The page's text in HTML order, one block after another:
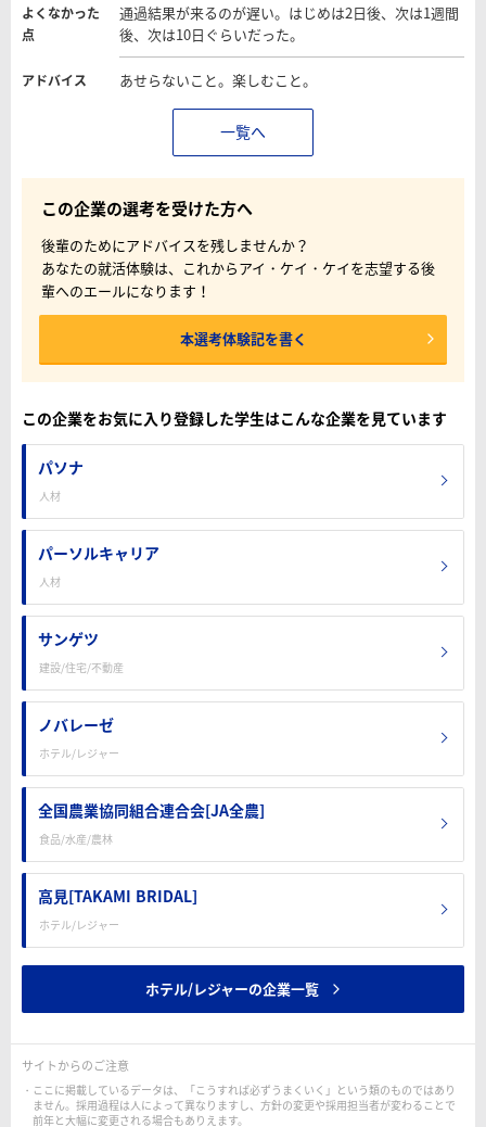
よくなかった
点
通過結果が来るのが遅い。はじめは2日後、次は1週間
後、次は10日ぐらいだった。
アドバイス あせらないこと。楽しむこと。
一覧へ
この企業の選考を受けた方へ
後輩のためにアドバイスを残しませんか？
あなたの就活体験は、これからアイ・ケイ・ケイを志望する後
輩へのエールになります！
本選考体験記を書く
この企業をお気に入り登録した学生はこんな企業を見ています
パソナ
人材
パーソルキャリア
人材
サンゲツ
建設/住宅/不動産
ノバレーゼ
ホテル/レジャー
全国農業協同組合連合会[JA全農]
食品/水産/農林
高見[TAKAMI BRIDAL]
ホテル/レジャー
ホテル/レジャーの企業一覧
サイトからのご注意
ここに掲載しているデータは、「こうすれば必ずうまくいく」という類のものではあり
ません。採用過程は人によって異なりますし、方針の変更や採用担当者が変わることで
前年と大幅に変更される場合もありえます。